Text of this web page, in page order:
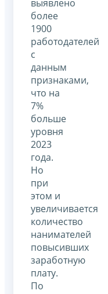
выявлено
более
1900
работодателей
с
данным
признаками,
что на
7%
больше
уровня
2023
года.
Но
при
этом и
увеличивается
количество
нанимателей
повысивших
заработную
плату.
По